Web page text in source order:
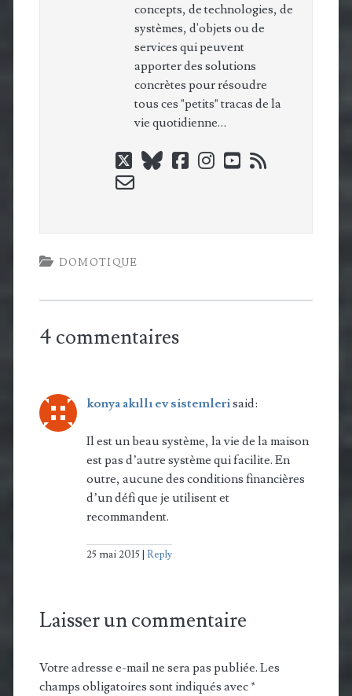
concepts, de technologies, de
systèmes, d'objets ou de
services qui peuvent
apporter des solutions
concrètes pour résoudre
tous ces "petits" tracas de la
vie quotidienne…
twitterblueskyfacebook
instagram
youtube
rss
email-
DOMOTIQUE
4 commentaires
konya akıllı ev sistemlerisaid:
Il est un beau système, la vie de la maison
est pas d’autre système qui facilite. En
outre, aucune des conditions financières
d’un défi que je utilisent et
recommandent.
25 mai 2015 Reply
Laisser un commentaire
Votre adresse e-mail ne sera pas publiée. Les
champs obligatoires sont indiqués avec*